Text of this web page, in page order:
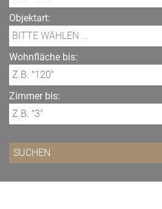
Objektart:
Wohnfläche bis:
Zimmer bis: